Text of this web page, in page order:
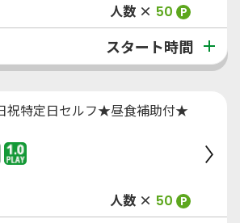
人数 × 50 P
スタート時間
祝特定日セルフ★昼食補助付★
人数 × 50 P